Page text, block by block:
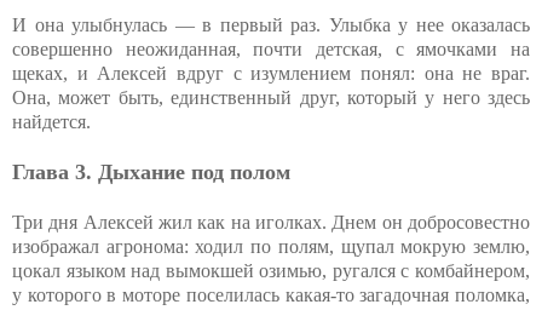
И она улыбнулась — в первый раз. Улыбка у нее оказалась
совершенно неожиданная, почти детская, с ямочками на
щеках, и Алексей вдруг с изумлением понял: она не враг.
Она, может быть, единственный друг, который у него здесь
найдется.
Глава 3. Дыхание под полом
Три дня Алексей жил как на иголках. Днем он добросовестно
изображал агронома: ходил по полям, щупал мокрую землю,
цокал языком над вымокшей озимью, ругался с комбайнером,
у которого в моторе поселилась какая-то загадочная поломка,